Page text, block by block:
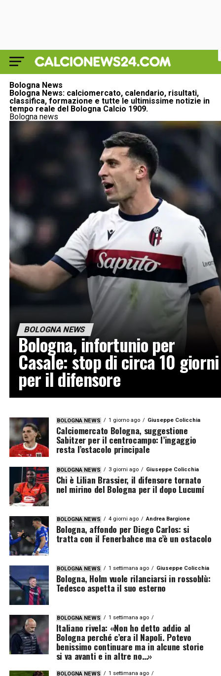
Bologna News
Bologna News: calciomercato, calendario, risultati,
classifica, formazione e tutte le ultimissime notizie in
tempo reale del Bologna Calcio 1909.
Bologna news
BOLOGNA NEWS
Bologna, infortunio per
Casale: stop di circa 10 giorni
per il difensore
BOLOGNA NEWS 1 giorno ago Giuseppe Colicchia
Calciomercato Bologna, suggestione
Sabitzer per il centrocampo: l’ingaggio
resta l’ostacolo principale
BOLOGNA NEWS 3 giorni ago Giuseppe Colicchia
Chi è Lilian Brassier, il difensore tornato
nel mirino del Bologna per il dopo Lucumí
BOLOGNA NEWS 4 giorni ago Andrea Bargione
Bologna, affondo per Diego Carlos: si
tratta con il Fenerbahce ma c’è un ostacolo
BOLOGNA NEWS 1 settimana ago Giuseppe Colicchia
Bologna, Holm vuole rilanciarsi in rossoblù:
Tedesco aspetta il suo esterno
BOLOGNA NEWS 1 settimana ago
Italiano rivela: «Non ho detto addio al
Bologna perché c’era il Napoli. Potevo
benissimo continuare ma in alcune storie
si va avanti e in altre no…»
BOLOGNA NEWS 1 settimana ago